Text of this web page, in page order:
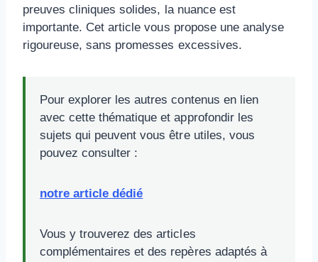
preuves cliniques solides, la nuance est
importante. Cet article vous propose une analyse
rigoureuse, sans promesses excessives.
Pour explorer les autres contenus en lien
avec cette thématique et approfondir les
sujets qui peuvent vous être utiles, vous
pouvez consulter :
notre article dédié
Vous y trouverez des articles
complémentaires et des repères adaptés à